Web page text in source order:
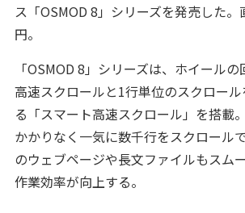
ス「OSMOD 8」シリーズを発売した
円。
「OSMOD 8」シリーズは、ホイール
高速スクロールと1行単位のスクロー
る「スマート高速スクロール」を搭載
かかりなく一気に数千行をスクロール
のウェブページや長文ファイルもスム
作業効率が向上する。